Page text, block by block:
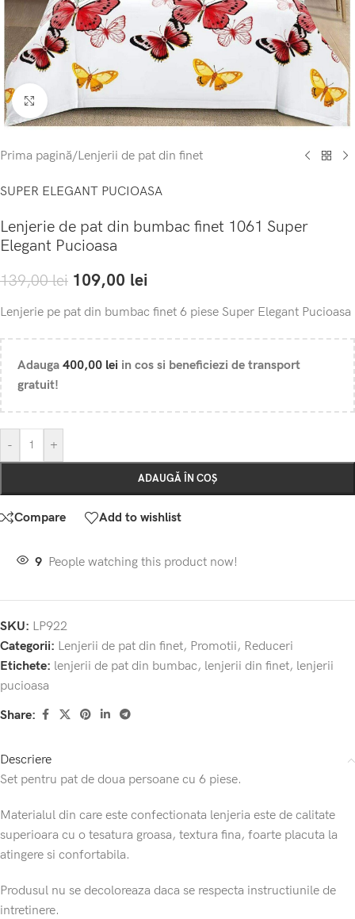
Click to enlarge
Prima pagină/Lenjerii de pat din finet
SUPER ELEGANT PUCIOASA
Lenjerie de pat din bumbac finet 1061 Super
Elegant Pucioasa
139,00lei 109,00 lei
Lenjerie pe pat din bumbac finet 6 piese Super Elegant Pucioasa
Adauga 400,00 lei in cos si beneficiezi de transport
gratuit!
- +
ADAUGĂ ÎN COȘ
Compare Add to wishlist
9 People watching this product now!
SKU: LP922
Categorii: Lenjerii de pat din finet, Promotii, Reduceri
Etichete: lenjerii de pat din bumbac, lenjerii din finet, lenjerii
pucioasa
Share:
Descriere
Set pentru pat de doua persoane cu 6 piese.
Materialul din care este confectionata lenjeria este de calitate
superioara cu o tesatura groasa, textura fina, foarte placuta la
atingere si confortabila.
Produsul nu se decoloreaza daca se respecta instructiunile de
intretinere.